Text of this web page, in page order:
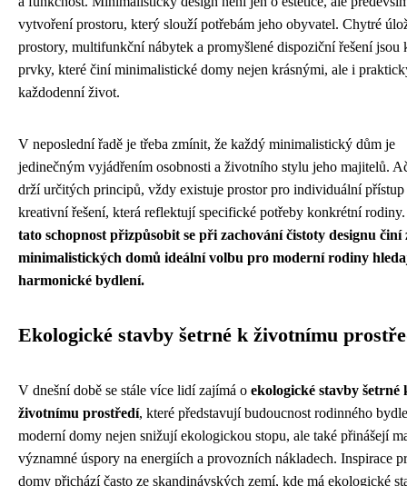
vytvoření prostoru, který slouží potřebám jeho obyvatel. Chytré
prostory, multifunkční nábytek a promyšlené dispoziční řešení
prvky, které činí minimalistické domy nejen krásnými, ale i
každodenní život.
V neposlední řadě je třeba zmínit, že každý minimalistický dům je
jedinečným vyjádřením osobnosti a životního stylu jeho majitelů.
drží určitých principů, vždy existuje prostor pro individuální přístup
kreativní řešení, která reflektují specifické potřeby konkrétní
tato schopnost přizpůsobit se při zachování čistoty designu činí
minimalistických domů ideální volbu pro moderní rodiny
harmonické bydlení.
Ekologické stavby šetrné k životnímu
V dnešní době se stále více lidí zajímá o ekologické stavby šetrné
životnímu prostředí, které představují budoucnost rodinného
moderní domy nejen snižují ekologickou stopu, ale také přinášejí
významné úspory na energiích a provozních nákladech. Inspirace
domy přichází často ze skandinávských zemí, kde má ekologické